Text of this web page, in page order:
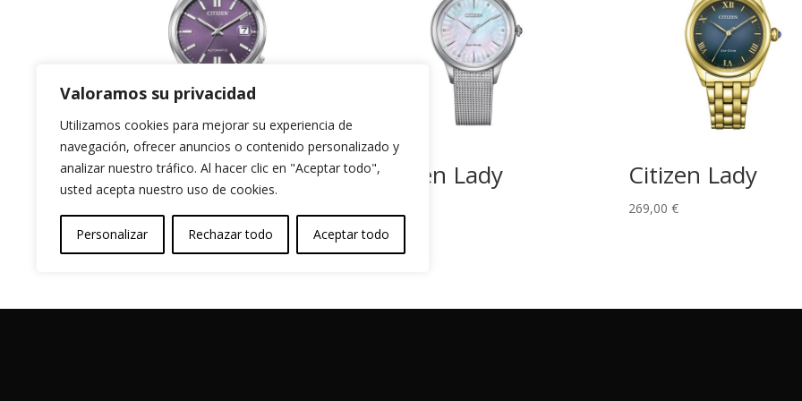
Valoramos su privacidad
Utilizamos cookies para mejorar su experiencia de
navegación, ofrecer anuncios o contenido personalizado y
analizar nuestro tráfico. Al hacer clic en "Aceptar todo",
usted acepta nuestro uso de cookies.
Personalizar Rechazar todo Aceptar todo
Tsuyosa 37mm
Púrpura
299,00
Citizen Lady Citizen Lady
269,00 €